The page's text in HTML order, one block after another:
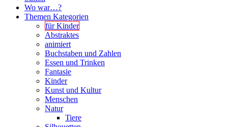
Wo war…?
Themen Kategorien
für Kinder
Abstraktes
animiert
Buchstaben und Zahlen
Essen und Trinken
Fantasie
Kinder
Kunst und Kultur
Menschen
Natur
Tiere